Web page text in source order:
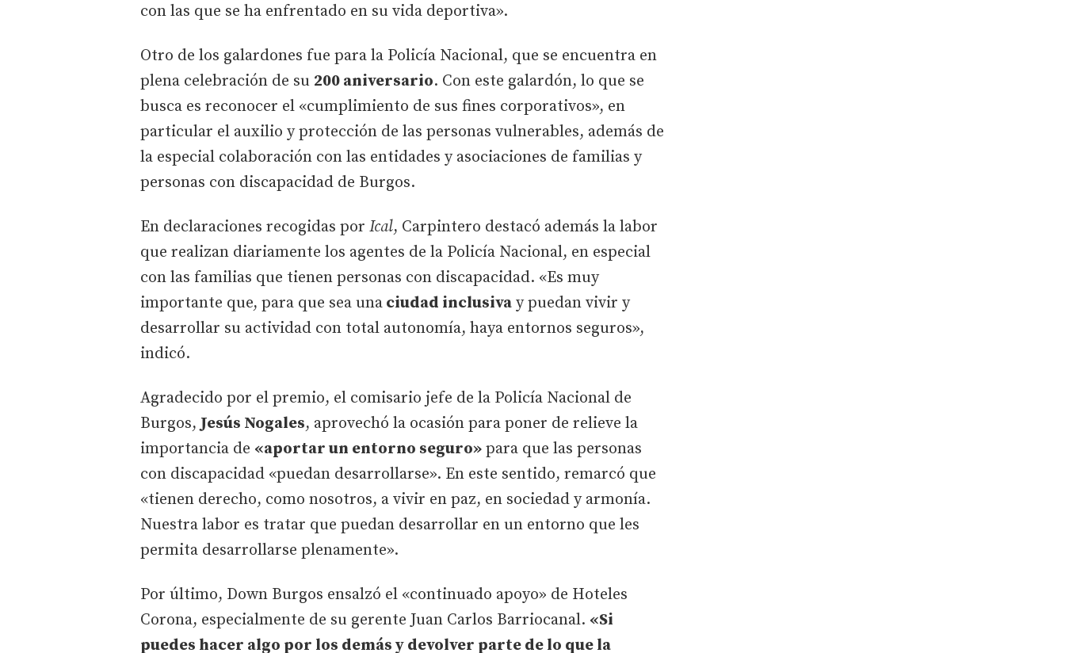
con las que se ha enfrentado en su vida deportiva».
Otro de los galardones fue para la Policía Nacional, que se encuentra en
plena celebración de su 200 aniversario. Con este galardón, lo que se
busca es reconocer el «cumplimiento de sus fines corporativos», en
particular el auxilio y protección de las personas vulnerables, además de
la especial colaboración con las entidades y asociaciones de familias y
personas con discapacidad de Burgos.
En declaraciones recogidas por Ical, Carpintero destacó además la labor
que realizan diariamente los agentes de la Policía Nacional, en especial
con las familias que tienen personas con discapacidad. «Es muy
importante que, para que sea una ciudad inclusiva y puedan vivir y
desarrollar su actividad con total autonomía, haya entornos seguros»,
indicó.
Agradecido por el premio, el comisario jefe de la Policía Nacional de
Burgos, Jesús Nogales, aprovechó la ocasión para poner de relieve la
importancia de «aportar un entorno seguro» para que las personas
con discapacidad «puedan desarrollarse». En este sentido, remarcó que
«tienen derecho, como nosotros, a vivir en paz, en sociedad y armonía.
Nuestra labor es tratar que puedan desarrollar en un entorno que les
permita desarrollarse plenamente».
Por último, Down Burgos ensalzó el «continuado apoyo» de Hoteles
Corona, especialmente de su gerente Juan Carlos Barriocanal. «Si
puedes hacer algo por los demás y devolver parte de lo que la